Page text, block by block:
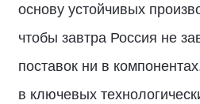
основу устойчивых
чтобы завтра Россия не
поставок ни в
в ключевых